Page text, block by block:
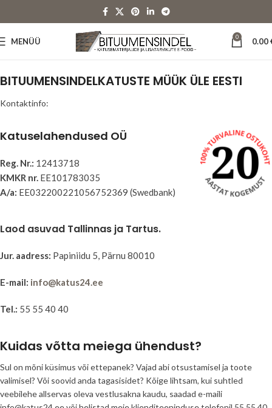
MENÜÜ 0 0.00
BITUUMENSINDELKATUSTE MÜÜK ÜLE EESTI
Kontaktinfo:
Katuselahendused OÜ
Reg. Nr.: 12413718
KMKR nr. EE101783035
A/a: EE032200221056752369 (Swedbank)
Laod asuvad Tallinnas ja Tartus.
Jur. aadress: Papiniidu 5, Pärnu 80010
E-mail: info@katus24.ee
Tel.: 55 55 40 40
Kuidas võtta meiega ühendust?
Sul on mõni küsimus või ettepanek? Vajad abi otsustamisel ja toote
valimisel? Või soovid anda tagasisidet? Kõige lihtsam, kui suhtled
veebilehe allservas oleva vestlusakna kaudu, saadad e-maili